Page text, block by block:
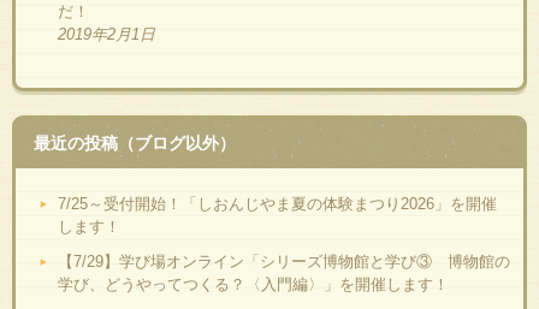
だ！
2019年2月1日
最近の投稿（ブログ以外）
7/25～受付開始！「しおんじやま夏の体験まつり2026」を開催
します！
【7/29】学び場オンライン「シリーズ博物館と学び③ 博物館の
学び、どうやってつくる？〈入門編〉」を開催します！